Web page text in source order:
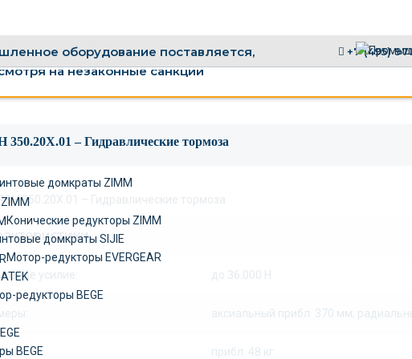
оборудование поставляется,
на незаконные санкции
+7 (495)
домкраты ZIMM
Конические редукторы ZIMM
домкраты SIJIE
Мотор-редукторы EVERGEAR
редукторы BEGE
BEGE
350.20X.01 – Гидравлические тормоза
усилие: до 36.000 Н
аксиальный прибл. 370 мм;
прибл. 48 кг